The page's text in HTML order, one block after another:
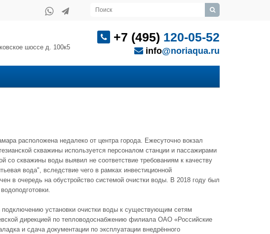
шоссе д. 100к5
+7 (495) 120-05-52
info@noriaqua.ru
расположена недалеко от центра города. Ежесуточно вокзал
скважины используется персоналом станции и пассажирами
со скважины воды выявил не соответствие требованиям к качеству
вода", вследствие чего в рамках инвестиционной
в очередь на обустройство системой очистки воды. В 2018 году был
установки очистки воды к существующим сетям
дирекцией по тепловодоснабжению филиала ОАО «Российские
и сдача документации по эксплуатации внедрённого